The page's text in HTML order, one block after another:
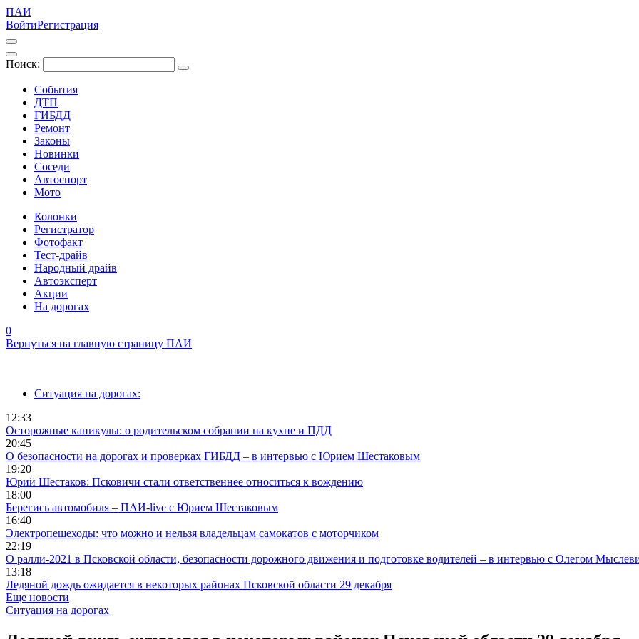
ПАИ
ВойтиРегистрация
Поиск:
События
ДТП
ГИБДД
Ремонт
Законы
Новинки
Соседи
Автоспорт
Мото
Колонки
Регистратор
Фотофакт
Тест-драйв
Народный драйв
Автоэксперт
Акции
На дорогах
0
Вернуться на главную страницу ПАИ
Ситуация на дорогах:
12:33
Осторожные каникулы: о родительском собрании на кухне и ПДД
20:45
О безопасности на дорогах и проверках ГИБДД – в интервью с Юрием Шестаковым
19:20
Юрий Шестаков: Псковичи стали ответственнее относиться к вождению
18:00
Берегись автомобиля – ПАИ-live с Юрием Шестаковым
16:40
Электропешеходы: что можно и нельзя владельцам самокатов с моторчиком
22:19
О ралли-2021 в Псковской области, безопасности дорожного движения и подготовке водителей – в интервью с Олегом
13:18
Ледяной дождь ожидается в некоторых районах Псковской области 29 декабря
Еще новости
Ситуация на дорогах